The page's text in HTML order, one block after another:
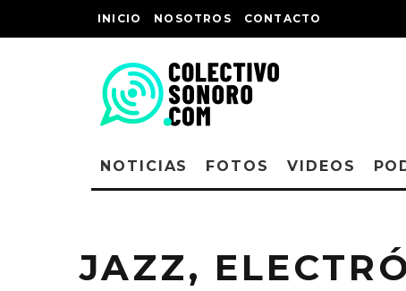
INICIO NOSOTROS CONTACTO
NOTICIAS FOTOS VIDEOS
JAZZ,